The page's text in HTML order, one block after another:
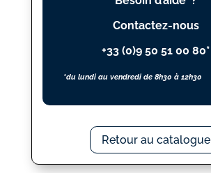
Contactez-nous
+33 (0)9 50 51 00 80*
*du lundi au vendredi de 8h30 à 12h30
Retour au catalogue